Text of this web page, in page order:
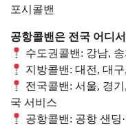
포시콜밴
공항콜밴은 전국 어디
수도권콜밴: 강남,
지방콜밴: 대전, 대
전국콜밴: 서울, 경
국 서비스
공항콜밴: 공항 샌딩